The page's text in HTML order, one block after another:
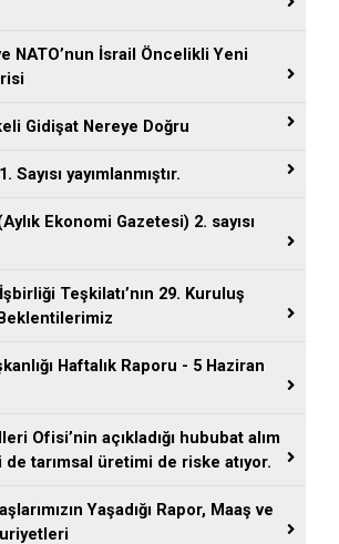
NATO’nun İsrail Öncelikli Yeni
Gidişat Nereye Doğru
yayımlanmıştır.
Ekonomi Gazetesi) 2. sayısı
Teşkilatı’nın 29. Kuruluş
Haftalık Raporu - 5 Haziran
Ofisi’nin açıkladığı hububat alım
tarımsal üretimi de riske atıyor.
Yaşadığı Rapor, Maaş ve